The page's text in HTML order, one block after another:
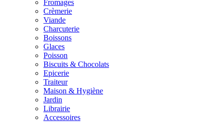
Fromages
Crèmerie
Viande
Charcuterie
Boissons
Glaces
Poisson
Biscuits & Chocolats
Epicerie
Traiteur
Maison & Hygiène
Jardin
Librairie
Accessoires